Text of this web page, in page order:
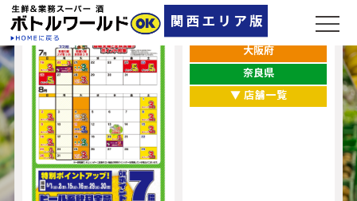
兵庫県
大阪府
奈良県
▼ 店舗一覧